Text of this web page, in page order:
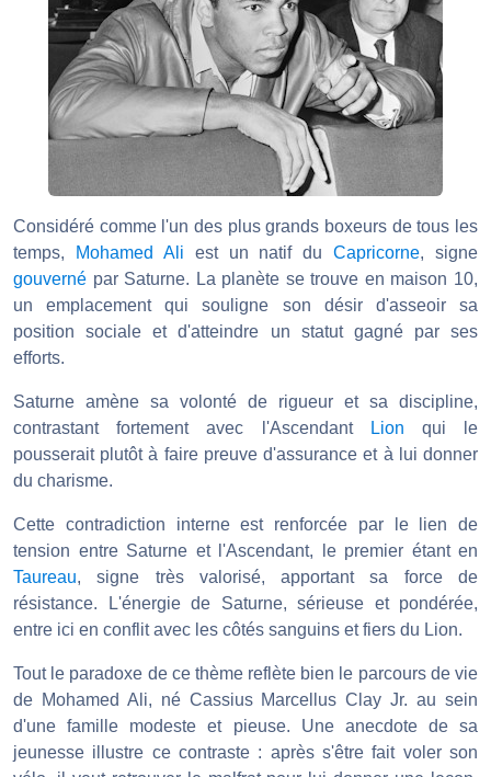
Considéré comme l'un des plus grands boxeurs de tous les
temps,
Mohamed Ali est un natif duCapricorne, signe
gouverné par Saturne. La planète se trouve en maison 10,
un emplacement qui souligne son désir d'asseoir sa
position sociale et d'atteindre un statut gagné par ses
efforts.
Saturne amène sa volonté de rigueur et sa discipline,
contrastant fortement avec l'Ascendant
Lion qui le
pousserait plutôt à faire preuve d'assurance et à lui donner
du charisme.
Cette contradiction interne est renforcée par le lien de
tension entre Saturne et l'Ascendant, le premier étant en
Taureau, signe très valorisé, apportant sa force de
résistance. L'énergie de Saturne, sérieuse et pondérée,
entre ici en conflit avec les côtés sanguins et fiers du Lion.
Tout le paradoxe de ce thème reflète bien le parcours de vie
de Mohamed Ali, né Cassius Marcellus Clay Jr. au sein
d'une famille modeste et pieuse. Une anecdote de sa
jeunesse illustre ce contraste : après s'être fait voler son